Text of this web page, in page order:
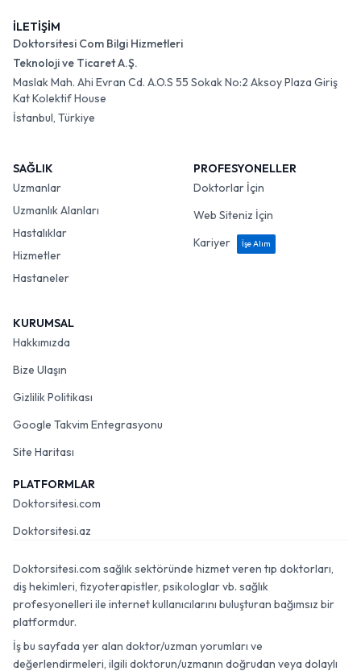
İLETİŞİM
Doktorsitesi Com Bilgi Hizmetleri
Teknoloji ve Ticaret A.Ş.
Maslak Mah. Ahi Evran Cd. A.O.S 55 Sokak No:2 Aksoy Plaza Giriş
Kat Kolektif House
İstanbul, Türkiye
SAĞLIK
Uzmanlar
Uzmanlık Alanları
Hastalıklar
Hizmetler
Hastaneler
PROFESYONELLER
Doktorlar İçin
Web Siteniz İçin
Kariyer
İşe Alım
KURUMSAL
Hakkımızda
Bize Ulaşın
Gizlilik Politikası
Google Takvim Entegrasyonu
Site Haritası
PLATFORMLAR
Doktorsitesi.com
Doktorsitesi.az
Doktorsitesi.com sağlık sektöründe hizmet veren tıp doktorları,
diş hekimleri, fizyoterapistler, psikologlar vb. sağlık
profesyonelleri ile internet kullanıcılarını buluşturan bağımsız bir
platformdur.
İş bu sayfada yer alan doktor/uzman yorumları ve
değerlendirmeleri, ilgili doktorun/uzmanın doğrudan veya dolaylı